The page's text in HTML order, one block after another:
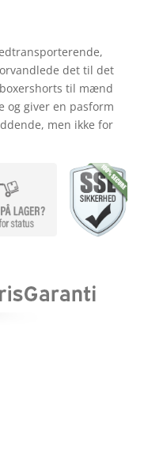
var:
det til det
til mænd
og giver en pasform
men ikke for